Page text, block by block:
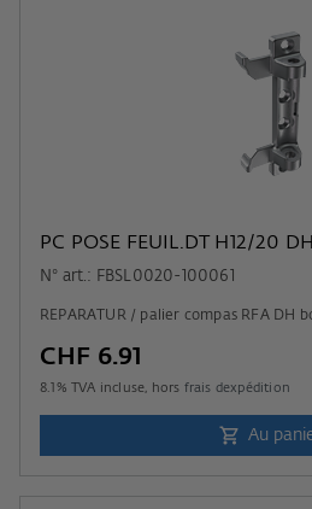
PC POSE FEUIL.DT H12/20
N° art.: FBSL0020-100061
REPARATUR / palier compas RFA DH
CHF 6.91
8.1 % TVA incluse, hors frais dexpédition
Au